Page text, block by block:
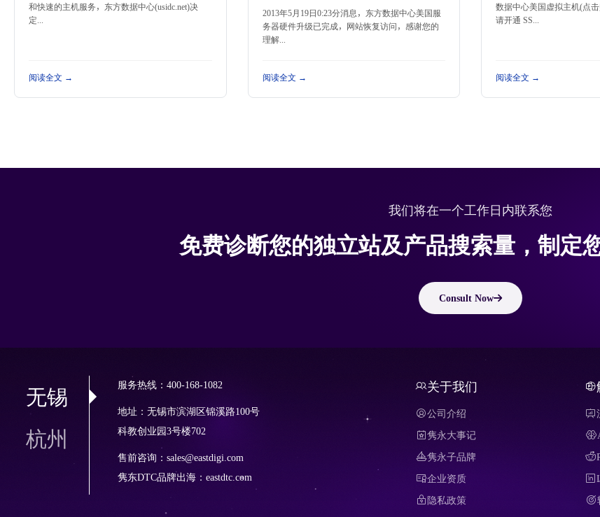
和快速的主机服务，东方数据中心(usidc.net)决
定...
阅读全文 →
2013年5月19日0:23分消息，东方数据中心美国服
务器硬件升级已完成，网站恢复访问，感谢您的
理解...
阅读全文 →
数据中心美国虚拟主机(点
请开通 SS...
阅读全文 →
我们将在一个工作日内联系您
免费诊断您的独立站及产品搜索量，制定
Consult Now
无锡
杭州
服务热线：400-168-1082
地址：无锡市滨湖区锦溪路100号
科教创业园3号楼702
售前咨询：sales@eastdigi.com
隽东DTC品牌出海： eastdtc.com
关于我们
公司介绍
隽永大事记
隽永子品牌
企业资质
隐私政策